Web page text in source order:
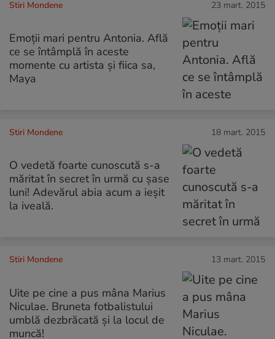
Stiri Mondene 23 mart. 2015
Emoții mari pentru Antonia. Află
ce se întâmplă în aceste
momente cu artista și fiica sa,
Maya
Stiri Mondene 18 mart. 2015
O vedetă foarte cunoscută s-a
măritat în secret în urmă cu șase
luni! Adevărul abia acum a ieșit
la iveală.
Stiri Mondene 13 mart. 2015
Uite pe cine a pus mâna Marius
Niculae. Bruneta fotbalistului
umblă dezbrăcată și la locul de
muncă!